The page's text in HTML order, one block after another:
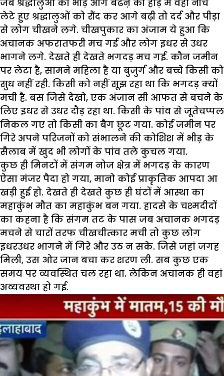
जब श्रद्धालुओं की भीड़ आगे बढऩे की होड़ में वहां नीचे
लेटे हुए श्रद्धालुओं को रौंद कर आगे बढ़ी तो दर्द और पीड़ा
से लोग चीखने लगे. चीखपुकार का अंजाम ये हुआ कि
अचानक अफरातफरी मच गई और लोग इधर से उधर
भागने लगे. देखते ही देखते भगदड़ मच गई. कौन जमीन
पर लेटा है, सामने महिला है या बुजुर्ग और बच्चे किसी को
सुध नहीं रही. किसी को नहीं सूझ रहा था कि भगदड़ क्यों
मची है. बस जिसे देखो, एक अंजान सी आफत से बचने के
लिए इधर से उधर दौड़ रहा था. किसी के पांव से जूतेचप्पल
निकल गए तो किसी का बैग छूट गया. कोई जमीन पर
गिरे अपने परिजनों को संभालने की कोशिश में भीड़ के
सैलाब में खुद भी लोगों के पांव तले कुचल गया.
कुछ ही मिनटों में संगम नोज क्षेत्र में भगदड़ के कारण
ऐसा मंजर पैदा हो गया, मानो कोई प्राकृतिक आपदा आ
खड़ी हुई हो. देखते ही देखते कुछ ही घंटों में आस्था का
महाकुंभ मौत का महाकुंभ बन गया. हादसे के चश्मदीदों
का कहना है कि संगम तट के पास जब अचानक भगदड़
मचने से चारों तरफ चीखचीत्कार मची तो कुछ लोग
इधरउधर भागने में गिरे और उठ न सके. जिसे जहां जगह
मिली, उस ओर जान बचा कर शरण ली. सब कुछ एक
समय पर व्यवस्थित चल रहा था. लेकिन अचानक ही वहां
अव्यवस्था हो गई.